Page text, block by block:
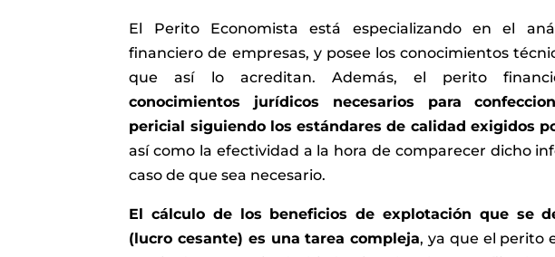
El Perito Economista está especializando en el
financiero de empresas, y posee los conocimientos
que así lo acreditan. Además, el perito
conocimientos jurídicos necesarios para
pericial siguiendo los estándares de calidad exigidos
así como la efectividad a la hora de comparecer dicho
caso de que sea necesario.
El cálculo de los beneficios de explotación que se
(lucro cesante) es una tarea compleja, ya que el perito